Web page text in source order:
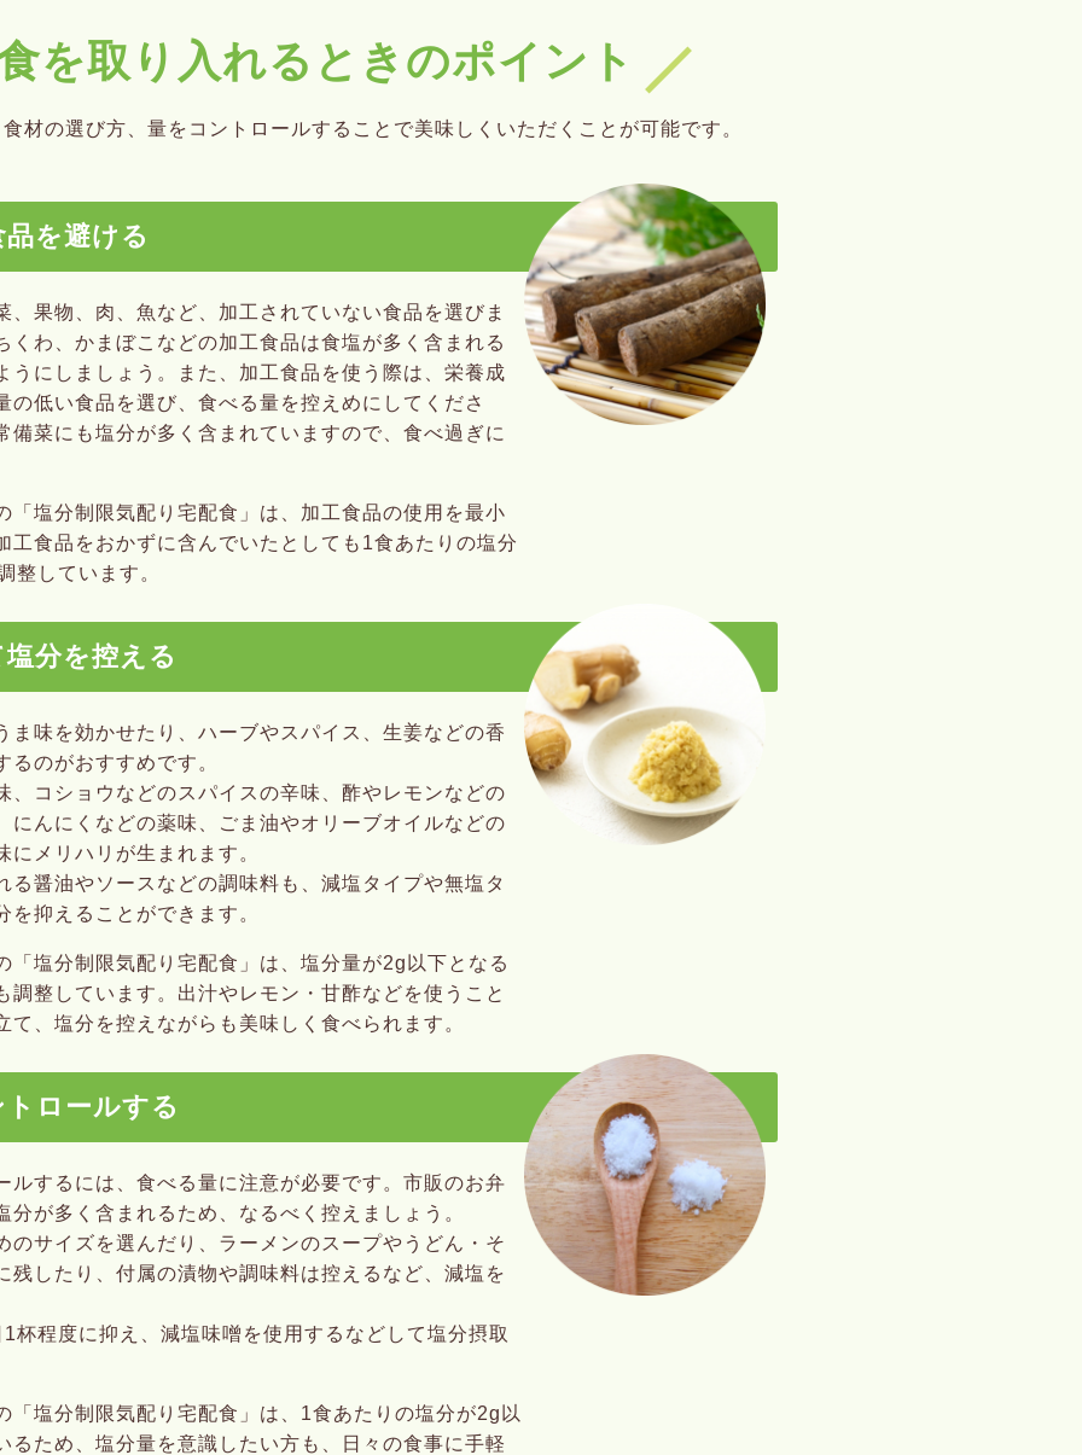
を取り入れる ときのポイント
材の選び方、量をコントロールすることで美味しくいただくことが可能です。
を避ける
、果物、肉、魚など、加工されていない食品を選びま
くわ、かまぼこなどの加工食品は食塩が多く含まれる
うにしましょう。また、加工食品を使う際は、栄養成
の低い食品を選び、食べる量を控えめにしてくださ
備菜にも塩分が多く含まれていますので、食べ過ぎに
「塩分制限気配り宅配食」は、加工食品の使用を最小
工食品をおかずに含んでいたとしても1食あたりの塩分
整しています。
分を控える
ま味を効かせたり、ハーブやスパイス、生姜などの香
のがおすすめです。
、コショウなどのスパイスの辛味、酢やレモンなどの
にんにくなどの薬味、ごま油やオリーブオイルなどの
メリハリが生まれます。
る醤油やソースなどの調味料も、減塩タイプや無塩タ
抑えることができます。
「塩分制限気配り宅配食」は、塩分量が2g以下となる
調整しています。出汁やレモン・甘酢などを使うこと
て、塩分を控えながらも美味しく食べられます。
ロールする
ルするには、食べる量に注意が必要です。市販のお弁
分が多く含まれるため、なるべく控えましょう。
のサイズを選んだり、ラーメンのスープやうどん・そ
残したり、付属の漬物や調味料は控えるなど、減塩を
杯程度に抑え、減塩味噌を使用するなどして塩分摂取
「塩分制限気配り宅配食」は、1食あたりの塩分が2g以
るため、塩分量を意識したい方も、日々の食事に手軽